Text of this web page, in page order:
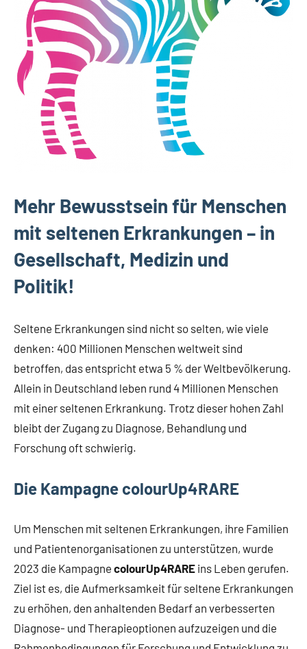
Mehr Bewusstsein für Menschen
mit seltenen Erkrankungen – in
Gesellschaft, Medizin und
Politik!
Seltene Erkrankungen sind nicht so selten, wie viele
denken: 400 Millionen Menschen weltweit sind
betroffen, das entspricht etwa 5 % der Weltbevölkerung.
Allein in Deutschland leben rund 4 Millionen Menschen
mit einer seltenen Erkrankung. Trotz dieser hohen Zahl
bleibt der Zugang zu Diagnose, Behandlung und
Forschung oft schwierig.
Die Kampagne colourUp4RARE
Um Menschen mit seltenen Erkrankungen, ihre Familien
und Patientenorganisationen zu unterstützen, wurde
2023 die Kampagne colourUp4RARE ins Leben gerufen.
Ziel ist es, die Aufmerksamkeit für seltene Erkrankungen
zu erhöhen, den anhaltenden Bedarf an verbesserten
Diagnose- und Therapieoptionen aufzuzeigen und die